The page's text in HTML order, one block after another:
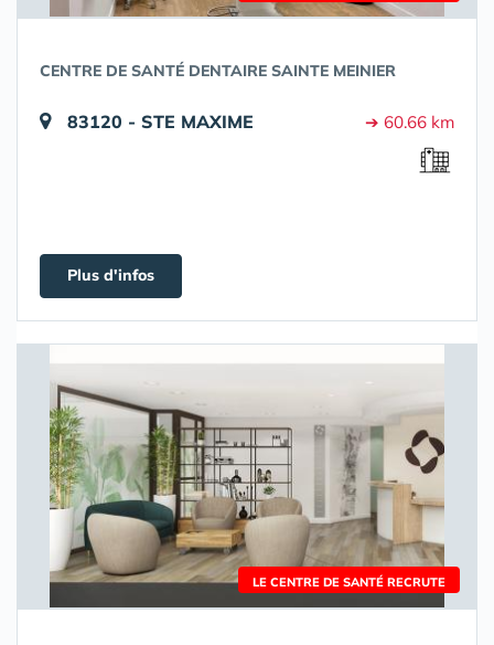
CENTRE DE SANTÉ DENTAIRE SAINTE MEINIER
83120 - STE MAXIME ➔ 60.66 km
Plus d'infos
LE CENTRE DE SANTÉ RECRUTE